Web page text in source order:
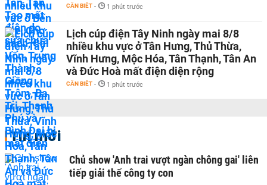
CẦN BIẾT - 1 phút trước
Lịch cúp điện Tây Ninh ngày mai 8/8
nhiều khu vực ở Tân Hưng, Thủ Thừa,
Vĩnh Hưng, Mộc Hóa, Tân Thạnh, Tân An
và Đức Hoà mất điện diện rộng
CẦN BIẾT - 1 phút trước
Tin mới
Chủ show 'Anh trai vượt ngàn chông gai' liên
tiếp giải thế công ty con